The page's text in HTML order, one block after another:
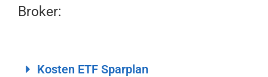
Broker:
Kosten ETF Sparplan